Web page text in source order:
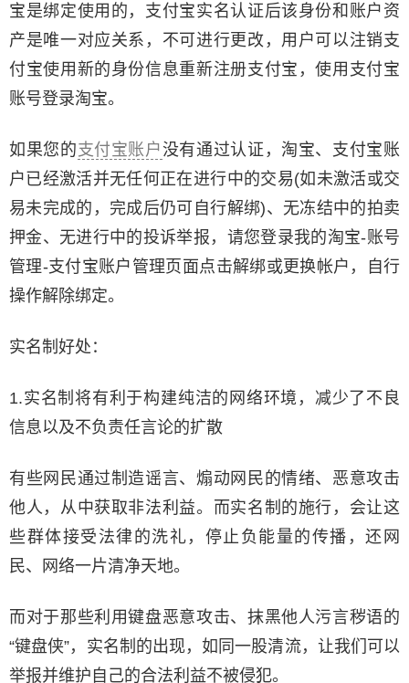
宝是绑定使用的，支付宝实名认证后该身份和账户资
产是唯一对应关系，不可进行更改，用户可以注销支
付宝使用新的身份信息重新注册支付宝，使用支付宝
账号登录淘宝。
如果您的支付宝账户没有通过认证，淘宝、支付宝账
户已经激活并无任何正在进行中的交易(如未激活或交
易未完成的，完成后仍可自行解绑)、无冻结中的拍卖
押金、无进行中的投诉举报，请您登录我的淘宝-账号
管理-支付宝账户管理页面点击解绑或更换帐户，自行
操作解除绑定。
实名制好处：
1.实名制将有利于构建纯洁的网络环境，减少了不良
信息以及不负责任言论的扩散
有些网民通过制造谣言、煽动网民的情绪、恶意攻击
他人，从中获取非法利益。而实名制的施行，会让这
些群体接受法律的洗礼，停止负能量的传播，还网
民、网络一片清净天地。
而对于那些利用键盘恶意攻击、抹黑他人污言秽语的
“键盘侠”，实名制的出现，如同一股清流，让我们可以
举报并维护自己的合法利益不被侵犯。